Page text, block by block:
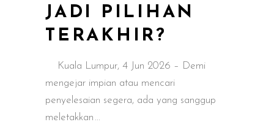
JADI PILIHAN
TERAKHIR?
Kuala Lumpur, 4 Jun 2026 – Demi
mengejar impian atau mencari
penyelesaian segera, ada yang sanggup
meletakkan